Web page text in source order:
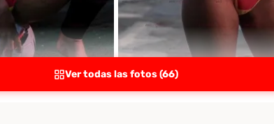
Ver todas las fotos (66)